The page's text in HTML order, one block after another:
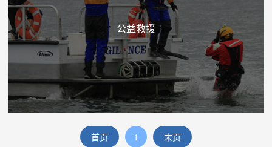
公益救援
首页 1 末页